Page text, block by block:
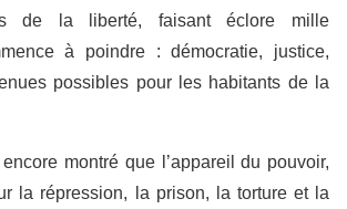
de la liberté, faisant éclore mille
à poindre : démocratie, justice,
possibles pour les habitants de la
montré que l’appareil du pouvoir,
la répression, la prison, la torture et la